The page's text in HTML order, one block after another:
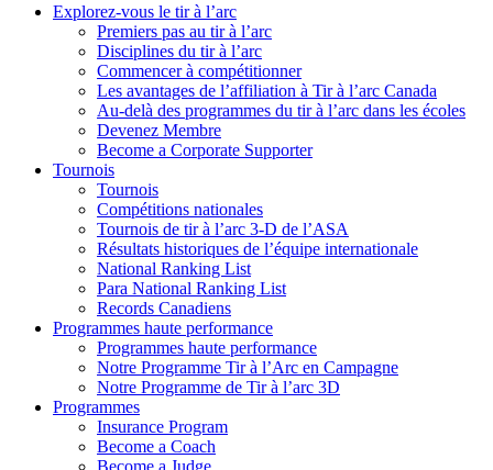
Explorez-vous le tir à l’arc
Premiers pas au tir à l’arc
Disciplines du tir à l’arc
Commencer à compétitionner
Les avantages de l’affiliation à Tir à l’arc Canada
Au-delà des programmes du tir à l’arc dans les écoles
Devenez Membre
Become a Corporate Supporter
Tournois
Tournois
Compétitions nationales
Tournois de tir à l’arc 3-D de l’ASA
Résultats historiques de l’équipe internationale
National Ranking List
Para National Ranking List
Records Canadiens
Programmes haute performance
Programmes haute performance
Notre Programme Tir à l’Arc en Campagne
Notre Programme de Tir à l’arc 3D
Programmes
Insurance Program
Become a Coach
Become a Judge